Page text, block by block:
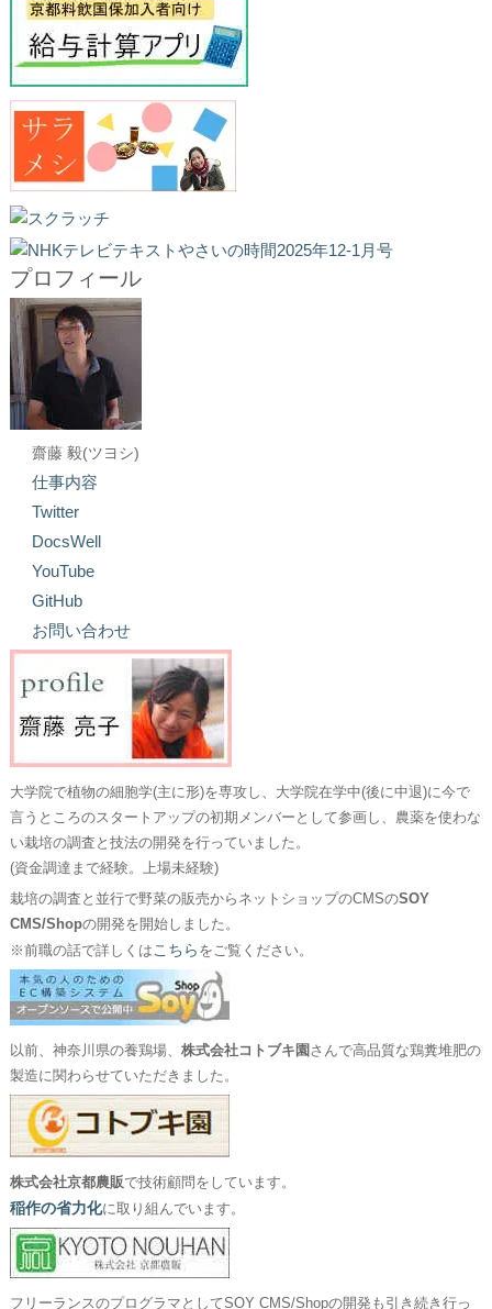
プロフィール
齋藤 毅(ツヨシ)
仕事内容
Twitter
DocsWell
YouTube
GitHub
お問い合わせ
大学院で植物の細胞学(主に形)を専攻し、大学院在学中(後に中退)に今で
言うところのスタートアップの初期メンバーとして参画し、農薬を使わな
い栽培の調査と技法の開発を行っていました。
(資金調達まで経験。上場未経験)
栽培の調査と並行で野菜の販売からネットショップのCMSのSOY
CMS/Shopの開発を開始しました。
※前職の話で詳しくは こちら をご覧ください。
以前、神奈川県の養鶏場、 株式会社コトブキ園 さんで高品質な鶏糞堆肥の
製造に関わらせていただきました。
株式会社京都農販で技術顧問をしています。
稲作の省力化に取り組んでいます。
フリーランスのプログラマとしてSOY CMS/Shopの開発も引き続き行っ